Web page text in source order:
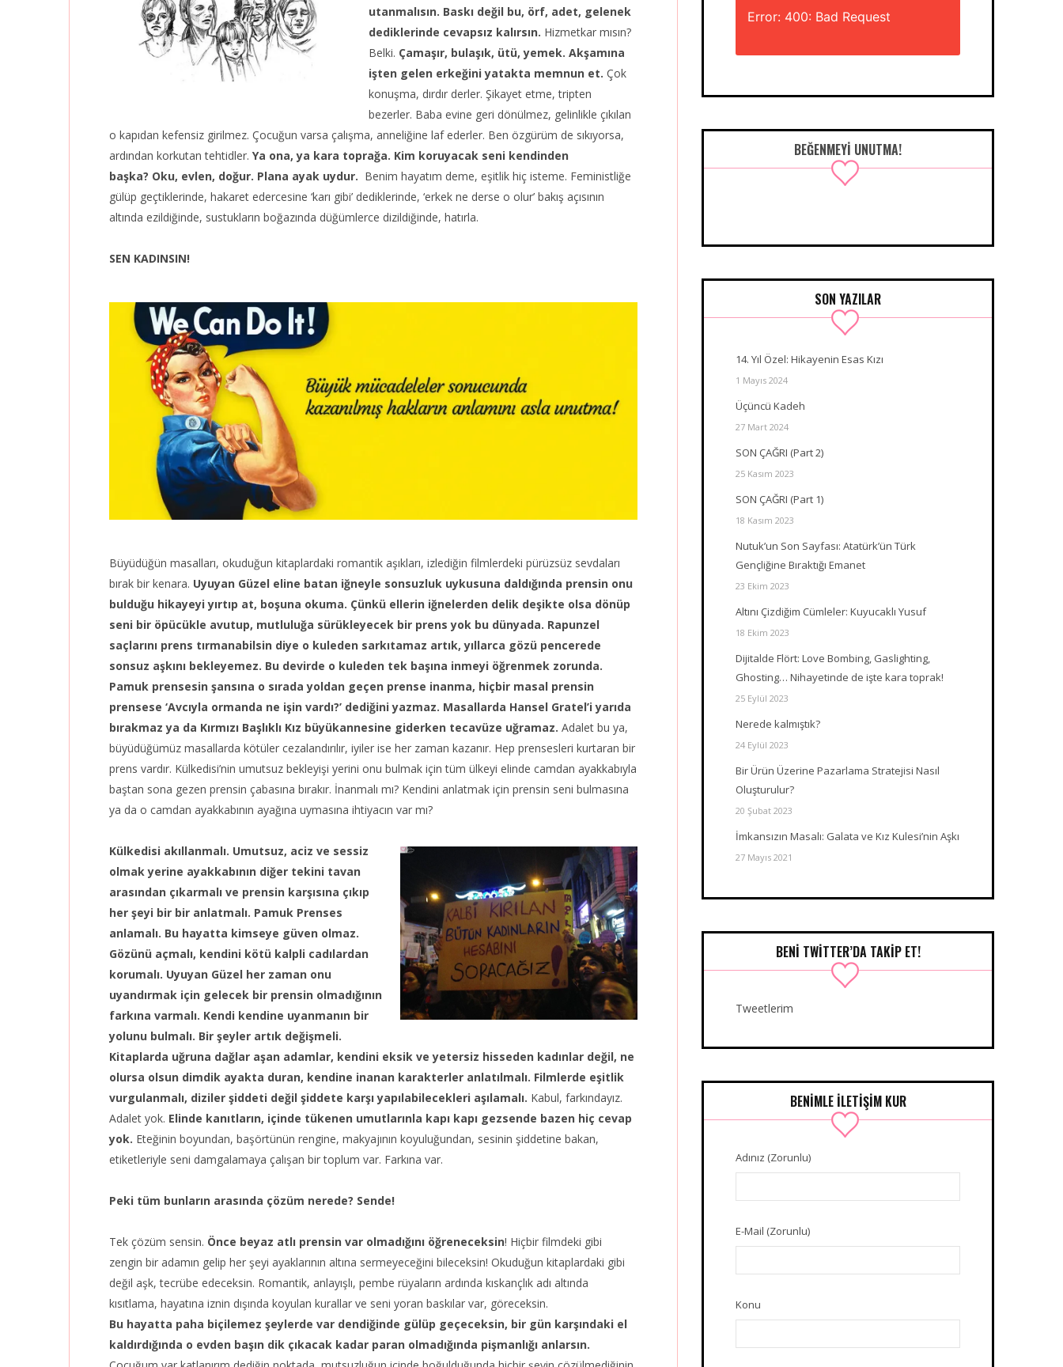
utanmalısın. Baskı değil bu, örf, adet, gelenek
dediklerinde cevapsız kalırsın. Hizmetkar mısın?
Belki. Çamaşır, bulaşık, ütü, yemek. Akşamına
işten gelen erkeğini yatakta memnun et. Çok
konuşma, dırdır derler. Şikayet etme, tripten
bezerler. Baba evine geri dönülmez, gelinlikle çıkılan
o kapıdan kefensiz girilmez. Çocuğun varsa çalışma, anneliğine laf ederler. Ben özgürüm de sıkıyorsa,
ardından korkutan tehtidler. Ya ona, ya kara toprağa. Kim koruyacak seni kendinden
başka? Oku, evlen, doğur. Plana ayak uydur. Benim hayatım deme, eşitlik hiç isteme. Feministliğe
gülüp geçtiklerinde, hakaret edercesine ‘karı gibi’ dediklerinde, ‘erkek ne derse o olur’ bakış açısının
altında ezildiğinde, sustukların boğazında düğümlerce dizildiğinde, hatırla.
SEN KADINSIN!
Büyüdüğün masalları, okuduğun kitaplardaki romantik aşıkları, izlediğin filmlerdeki pürüzsüz sevdaları
bırak bir kenara. Uyuyan Güzel eline batan iğneyle sonsuzluk uykusuna daldığında prensin onu
bulduğu hikayeyi yırtıp at, boşuna okuma. Çünkü ellerin iğnelerden delik deşikte olsa dönüp
seni bir öpücükle avutup, mutluluğa sürükleyecek bir prens yok bu dünyada. Rapunzel
saçlarını prens tırmanabilsin diye o kuleden sarkıtamaz artık, yıllarca gözü pencerede
sonsuz aşkını bekleyemez. Bu devirde o kuleden tek başına inmeyi öğrenmek zorunda.
Pamuk prensesin şansına o sırada yoldan geçen prense inanma, hiçbir masal prensin
prensese ‘Avcıyla ormanda ne işin vardı?’ dediğini yazmaz. Masallarda Hansel Gratel’i yarıda
bırakmaz ya da Kırmızı Başlıklı Kız büyükannesine giderken tecavüze uğramaz. Adalet bu ya,
büyüdüğümüz masallarda kötüler cezalandırılır, iyiler ise her zaman kazanır. Hep prensesleri kurtaran bir
prens vardır. Külkedisi’nin umutsuz bekleyişi yerini onu bulmak için tüm ülkeyi elinde camdan ayakkabıyla
baştan sona gezen prensin çabasına bırakır. İnanmalı mı? Kendini anlatmak için prensin seni bulmasına
ya da o camdan ayakkabının ayağına uymasına ihtiyacın var mı?
Külkedisi akıllanmalı. Umutsuz, aciz ve sessiz
olmak yerine ayakkabının diğer tekini tavan
arasından çıkarmalı ve prensin karşısına çıkıp
her şeyi bir bir anlatmalı. Pamuk Prenses
anlamalı. Bu hayatta kimseye güven olmaz.
Gözünü açmalı, kendini kötü kalpli cadılardan
korumalı. Uyuyan Güzel her zaman onu
uyandırmak için gelecek bir prensin olmadığının
farkına varmalı. Kendi kendine uyanmanın bir
yolunu bulmalı. Bir şeyler artık değişmeli.
Kitaplarda uğruna dağlar aşan adamlar, kendini eksik ve yetersiz hisseden kadınlar değil, ne
olursa olsun dimdik ayakta duran, kendine inanan karakterler anlatılmalı. Filmlerde eşitlik
vurgulanmalı, diziler şiddeti değil şiddete karşı yapılabilecekleri aşılamalı. Kabul, farkındayız.
Adalet yok. Elinde kanıtların, içinde tükenen umutlarınla kapı kapı gezsende bazen hiç cevap
yok. Eteğinin boyundan, başörtünün rengine, makyajının koyuluğundan, sesinin şiddetine bakan,
etiketleriyle seni damgalamaya çalışan bir toplum var. Farkına var.
Peki tüm bunların arasında çözüm nerede? Sende!
Tek çözüm sensin. Önce beyaz atlı prensin var olmadığını öğreneceksin! Hiçbir filmdeki gibi
zengin bir adamın gelip her şeyi ayaklarının altına sermeyeceğini bileceksin! Okuduğun kitaplardaki gibi
değil aşk, tecrübe edeceksin. Romantik, anlayışlı, pembe rüyaların ardında kıskançlık adı altında
kısıtlama, hayatına iznin dışında koyulan kurallar ve seni yoran baskılar var, göreceksin.
Bu hayatta paha biçilemez şeylerde var dendiğinde gülüp geçeceksin, bir gün karşındaki el
kaldırdığında o evden başın dik çıkacak kadar paran olmadığında pişmanlığı anlarsın.
Error: 400: Bad Request
BEĞENMEYI UNUTMA!
SON YAZILAR
14. Yıl Özel: Hikayenin Esas Kızı
1 Mayıs 2024
Üçüncü Kadeh
27 Mart 2024
SON ÇAĞRI (Part 2)
25 Kasım 2023
SON ÇAĞRI (Part 1)
18 Kasım 2023
Nutuk’un Son Sayfası: Atatürk’ün Türk
Gençliğine Bıraktığı Emanet
23 Ekim 2023
Altını Çizdiğim Cümleler: Kuyucaklı Yusuf
18 Ekim 2023
Dijitalde Flört: Love Bombing, Gaslighting,
Ghosting… Nihayetinde de işte kara toprak!
25 Eylül 2023
Nerede kalmıştık?
24 Eylül 2023
Bir Ürün Üzerine Pazarlama Stratejisi Nasıl
Oluşturulur?
20 Şubat 2023
İmkansızın Masalı: Galata ve Kız Kulesi’nin Aşkı
27 Mayıs 2021
BENI TWITTER’DA TAKIP ET!
Tweetlerim
BENIMLE İLETIŞIM KUR
Adınız (Zorunlu)
E-Mail (Zorunlu)
Konu